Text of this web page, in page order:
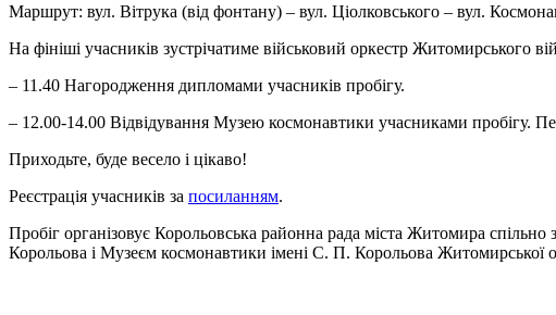
Маршрут: вул. Вітрука (від фонтану) – вул. Ціолковського – вул.
На фініші учасників зустрічатиме військовий оркестр Житомирського
– 11.40 Нагородження дипломами учасників пробігу.
– 12.00-14.00 Відвідування Музею космонавтики учасниками пробігу.
Приходьте, буде весело і цікаво!
Реєстрація учасників за посиланням.
Пробіг організовує Корольовська районна рада міста Житомира
Корольова і Музеєм космонавтики імені С. П. Корольова Житомирської